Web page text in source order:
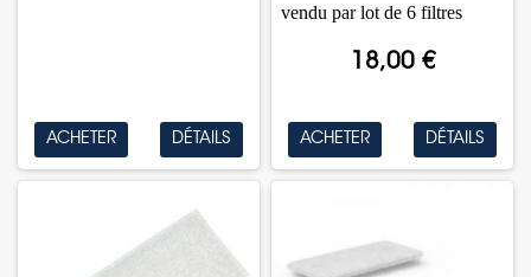
ACHETER DÉTAILS
18,00 €
vendu par lot de 6 filtres
ACHETER DÉTAILS